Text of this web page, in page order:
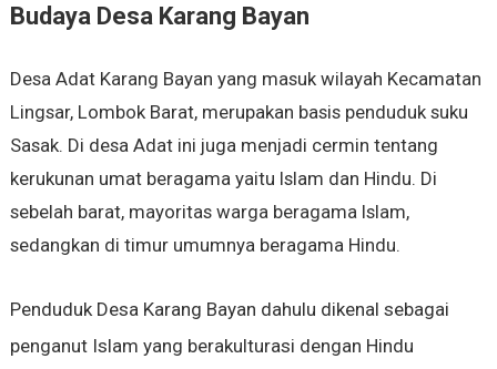
Budaya Desa Karang Bayan
Desa Adat Karang Bayan yang masuk wilayah Kecamatan
Lingsar, Lombok Barat, merupakan basis penduduk suku
Sasak. Di desa Adat ini juga menjadi cermin tentang
kerukunan umat beragama yaitu Islam dan Hindu. Di
sebelah barat, mayoritas warga beragama Islam,
sedangkan di timur umumnya beragama Hindu.
Penduduk Desa Karang Bayan dahulu dikenal sebagai
penganut Islam yang berakulturasi dengan Hindu